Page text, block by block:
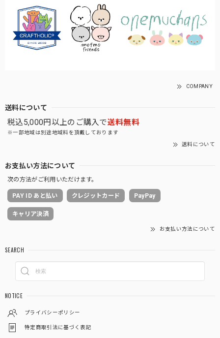
COMPANY
送料について
税込5,000円以上のご購入で送料無料
※一部地域は別途地域料を頂戴しております
送料について
お支払い方法について
次の方法がご利用いただけます。
PAY ID あと払い クレジットカード PayPay
キャリア決済
お支払い方法について
SEARCH
NOTICE
プライバシーポリシー
特定商取引法に基づく表記